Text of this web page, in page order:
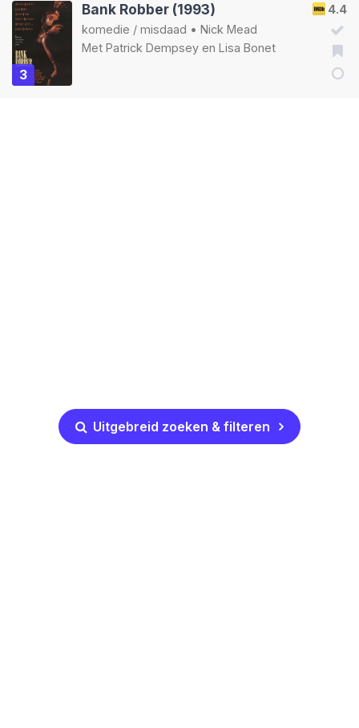
3
4.4
Bank Robber (1993)
komedie / misdaad • Nick Mead
Met Patrick Dempsey en Lisa Bonet
Uitgebreid zoeken & filteren